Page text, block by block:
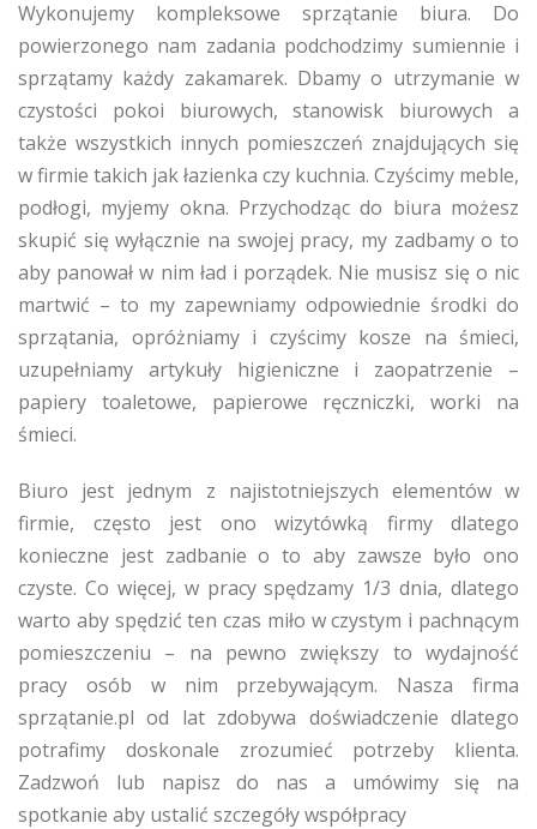
Wykonujemy kompleksowe sprzątanie biura. Do
powierzonego nam zadania podchodzimy sumiennie i
sprzątamy każdy zakamarek. Dbamy o utrzymanie w
czystości pokoi biurowych, stanowisk biurowych a
także wszystkich innych pomieszczeń znajdujących się
w firmie takich jak łazienka czy kuchnia. Czyścimy meble,
podłogi, myjemy okna. Przychodząc do biura możesz
skupić się wyłącznie na swojej pracy, my zadbamy o to
aby panował w nim ład i porządek. Nie musisz się o nic
martwić – to my zapewniamy odpowiednie środki do
sprzątania, opróżniamy i czyścimy kosze na śmieci,
uzupełniamy artykuły higieniczne i zaopatrzenie –
papiery toaletowe, papierowe ręczniczki, worki na
śmieci.
Biuro jest jednym z najistotniejszych elementów w
firmie, często jest ono wizytówką firmy dlatego
konieczne jest zadbanie o to aby zawsze było ono
czyste. Co więcej, w pracy spędzamy 1/3 dnia, dlatego
warto aby spędzić ten czas miło w czystym i pachnącym
pomieszczeniu – na pewno zwiększy to wydajność
pracy osób w nim przebywającym. Nasza firma
sprzątanie.pl od lat zdobywa doświadczenie dlatego
potrafimy doskonale zrozumieć potrzeby klienta.
Zadzwoń lub napisz do nas a umówimy się na
spotkanie aby ustalić szczegóły współpracy